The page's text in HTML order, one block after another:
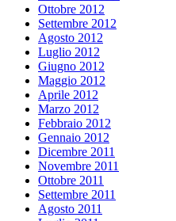
Ottobre 2012
Settembre 2012
Agosto 2012
Luglio 2012
Giugno 2012
Maggio 2012
Aprile 2012
Marzo 2012
Febbraio 2012
Gennaio 2012
Dicembre 2011
Novembre 2011
Ottobre 2011
Settembre 2011
Agosto 2011